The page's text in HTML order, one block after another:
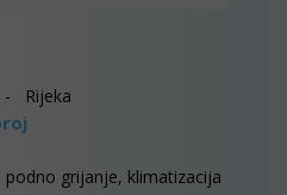
- Rijeka
grijanje, klimatizacija